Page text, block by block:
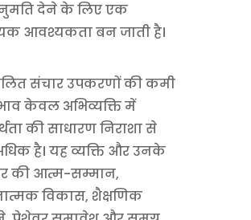
देने के लिए एक
आवश्यकता बन जाती है।
संचार उपकरणों की कमी
केवल अभिव्यक्ति में
की साधारण निराशा से
है। यह व्यक्ति और उनके
की आत्म-सम्मान,
विकास, शैक्षणिक